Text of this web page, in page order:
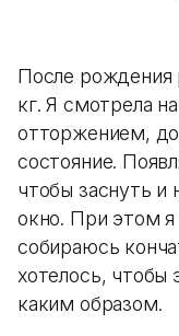
После рождения
кг. Я смотрела
отторжением,
состояние.
чтобы заснуть и
окно. При этом я
собираюсь
хотелось, чтобы
каким образом.